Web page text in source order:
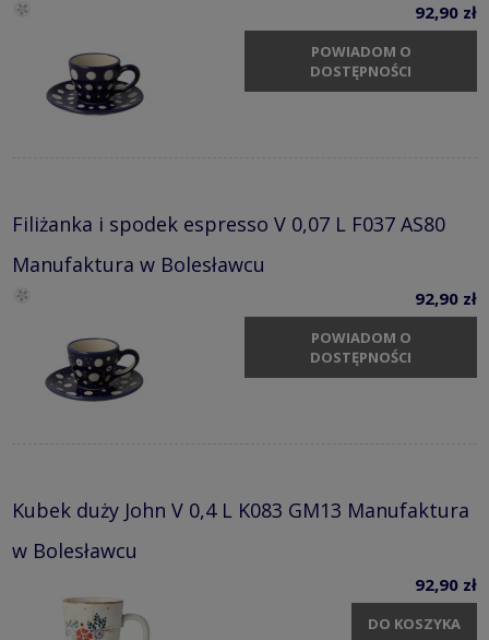
92,90 zł
POWIADOM O
DOSTĘPNOŚCI
Filiżanka i spodek espresso V 0,07 L F037 AS80
Manufaktura w Bolesławcu
92,90 zł
POWIADOM O
DOSTĘPNOŚCI
Kubek duży John V 0,4 L K083 GM13 Manufaktura
w Bolesławcu
92,90 zł
DO KOSZYKA